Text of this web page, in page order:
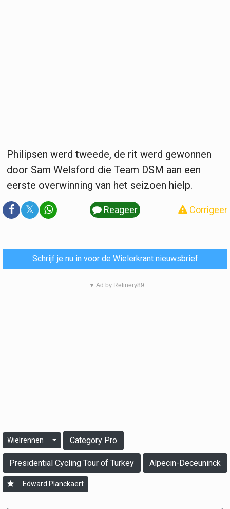
Philipsen werd tweede, de rit werd gewonnen
door Sam Welsford die Team DSM aan een
eerste overwinning van het seizoen hielp.
𝕏 Reageer Corrigeer
Schrijf je nu in voor de Wielerkrant nieuwsbrief
▼ Ad by Refinery89
Wielrennen Category Pro
Presidential Cycling Tour of Turkey Alpecin-Deceuninck
Edward Planckaert